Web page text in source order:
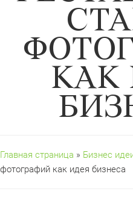
КАК
Главная страница » Бизнес
фотографий как идея бизнеса